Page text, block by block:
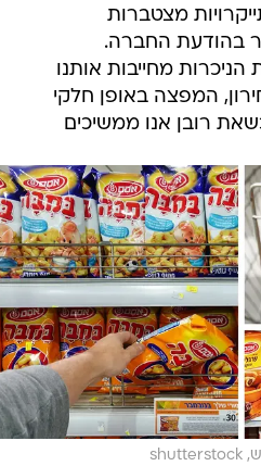
מצטברות
בהודעת החברה.
מחייבות אותנו
המפצה באופן חלקי
רובן אנו ממשיכים